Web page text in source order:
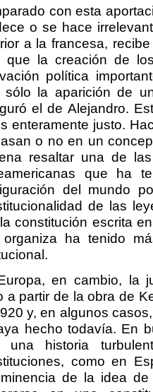
con esta
o se hace
a la francesa,
que la creación de
política
sólo la aparición de
el de Alejandro.
enteramente justo.
o no en un
resaltar una de las
que ha
del mundo
de las
constitución escrita
ha tenido
en cambio, la
a partir de la obra de
y, en algunos
hecho todavía. En
una historia
como en
de la idea